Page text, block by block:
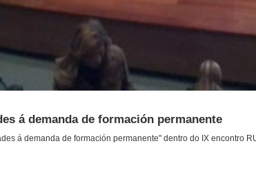
á demanda de formación permanente
á demanda de formación permanente" dentro do IX encontro